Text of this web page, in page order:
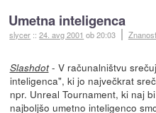
Umetna inteligenca
slycer ::24. avg 2001 ob 20:03
Slashdot- V računalništvu
inteligenca", ki jo največkrat
npr. Unreal Tournament, ki naj
najboljšo umetno inteligenco